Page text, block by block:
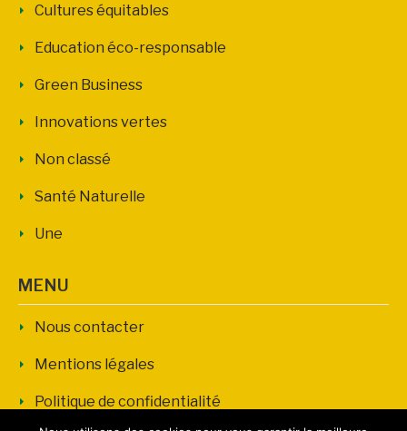
Cultures équitables
Education éco-responsable
Green Business
Innovations vertes
Non classé
Santé Naturelle
Une
MENU
Nous contacter
Mentions légales
Politique de confidentialité